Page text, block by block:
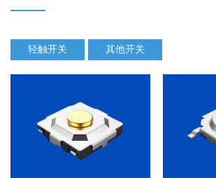
轻触开关 其他开关